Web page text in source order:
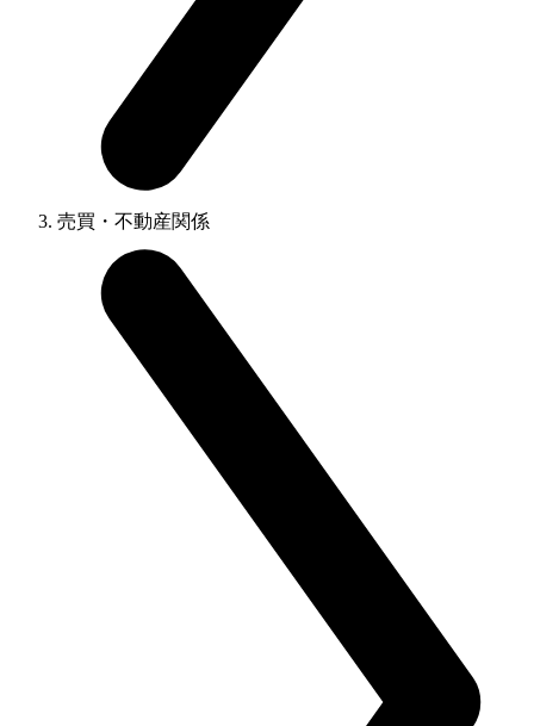
売買・不動産関係